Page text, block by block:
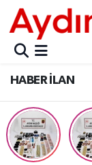
HABER İLAN
GÜNCEL
POLİTİKA
ASAYİŞ
Aydın
Aydın
Aydin
Aydın